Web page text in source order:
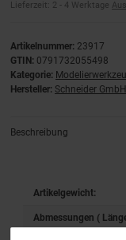
Lieferzeit: 2 - 4 Werktage
Artikelnummer: 23917
GTIN: 0791732055498
Kategorie:
Hersteller: Schneider GmbH
Beschreibung
Artikelgewicht:
Abmessungen (